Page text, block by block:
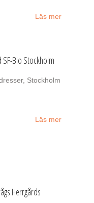
Läs mer
SF-Bio Stockholm
Stockholm
Läs mer
Herrgårds